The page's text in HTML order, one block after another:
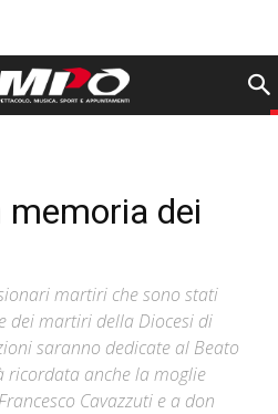
memoria dei
martiri che sono stati
dei martiri della Diocesi di
saranno dedicate al Beato
ricordata anche la moglie
Cavazzuti e a don